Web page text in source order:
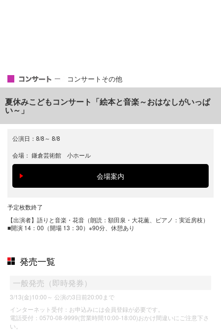
コンサートその他
夏休みこどもコンサート「絵本と音楽～おはなしがいっぱ
い～」
公演日： 8/8～ 8/8
会場： 鎌倉芸術館 小ホール
予定枚数終了
【出演者】語りと音楽・花音（朗読：額田泉・大花薫、ピアノ：実近房枝）
■開演 14：00（開場 13：30）※90分、休憩あり
発売一覧
一般発売（即時発券）
3/13(金)10:00～ 公演の3日前20:00まで
インターネット受付：お申込みには会員登録が必要です。
電話受付：0570-08-9999(営業時間10:00-18:00)おかけ間違いにご注意下さ
い。